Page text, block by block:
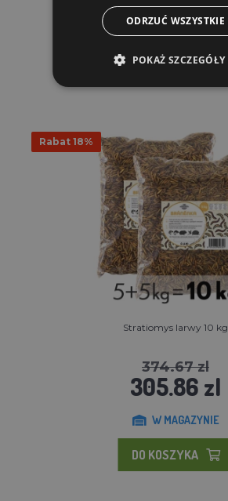
W MAGAZYNIE
DO KOSZYKA
Rabat 18%
Stratiomys larwy 10 kg
374.67 zl
305.86 zl
W MAGAZYNIE
DO KOSZYKA
ODRZUĆ WSZYSTKIE
POKAŻ SZCZEGÓŁY